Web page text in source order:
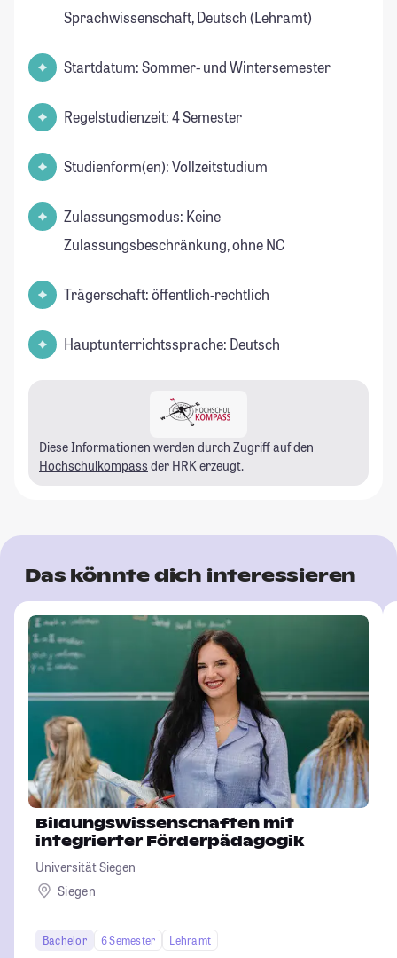
Sprachwissenschaft, Deutsch (Lehramt)
Startdatum: Sommer- und Wintersemester
Regelstudienzeit: 4 Semester
Studienform(en): Vollzeitstudium
Zulassungsmodus: Keine
Zulassungsbeschränkung, ohne NC
Trägerschaft: öffentlich-rechtlich
Hauptunterrichtssprache: Deutsch
Diese Informationen werden durch Zugriff auf den
Hochschulkompass der HRK erzeugt.
Das könnte dich interessieren
Bildungswissenschaften mit
integrierter Förderpädagogik
Universität Siegen
Siegen
Bachelor 6 Semester
Lehramt